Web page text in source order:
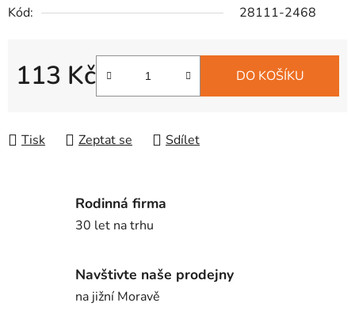
Kód:
28111-2468
113 Kč DO KOŠÍKU
Tisk Zeptat se Sdílet
Rodinná firma
30 let na trhu
Navštivte naše prodejny
na jižní Moravě